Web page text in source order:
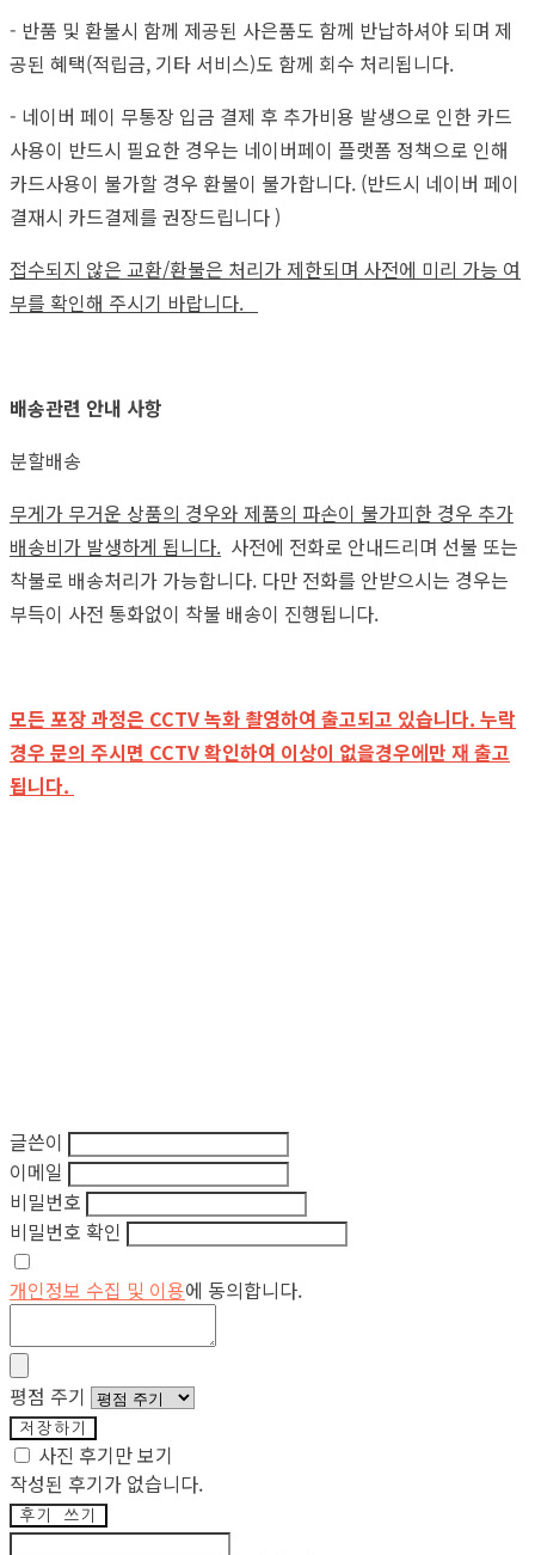
- 반품 및 환불시 함께 제공된 사은품도 함께 반납하셔야 되며 제
공된 혜택(적립금, 기타 서비스)도 함께 회수 처리됩니다.
- 네이버 페이 무통장 입금 결제 후 추가비용 발생으로 인한 카드
사용이 반드시 필요한 경우는 네이버페이 플랫폼 정책으로 인해
카드사용이 불가할 경우 환불이 불가합니다. (반드시 네이버 페이
결재시 카드결제를 권장드립니다 )
접수되지 않은 교환/환불은 처리가 제한되며 사전에 미리 가능 여
부를 확인해 주시기 바랍니다.
배송관련 안내 사항
분할배송
무게가 무거운 상품의 경우와 제품의 파손이 불가피한 경우 추가
배송비가 발생하게 됩니다. 사전에 전화로 안내드리며 선불 또는
착불로 배송처리가 가능합니다. 다만 전화를 안받으시는 경우는
부득이 사전 통화없이 착불 배송이 진행됩니다.
모든 포장 과정은 CCTV 녹화 촬영하여 출고되고 있습니다. 누락
경우 문의 주시면 CCTV 확인하여 이상이 없을경우에만 재 출고
됩니다.
글쓴이
이메일
비밀번호
비밀번호 확인
개인정보 수집 및 이용에 동의합니다.
평점 주기
저장하기
사진 후기만 보기
작성된 후기가 없습니다.
후기 쓰기